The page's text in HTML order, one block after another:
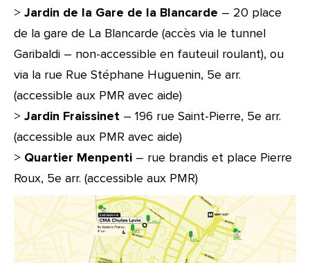
> Jardin de la Gare de la Blancarde – 20 place
de la gare de La Blancarde (accès via le tunnel
Garibaldi – non-accessible en fauteuil roulant), ou
via la rue Rue Stéphane Huguenin, 5e arr.
(accessible aux PMR avec aide)
> Jardin Fraissinet – 196 rue Saint-Pierre, 5e arr.
(accessible aux PMR avec aide)
> Quartier Menpenti – rue brandis et place Pierre
Roux, 5e arr. (accessible aux PMR)